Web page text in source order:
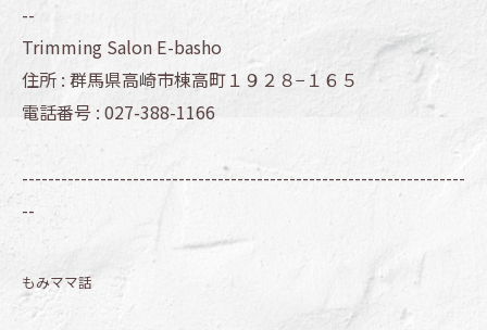
--
Trimming Salon E-basho
住所 : 群馬県高崎市棟高町１９２８−１６５
電話番号 : 027-388-1166
--------------------------------------------------------------------
--
もみママ話